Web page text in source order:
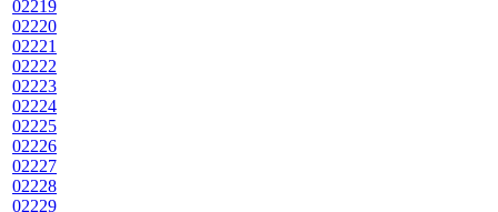
02219
02220
02221
02222
02223
02224
02225
02226
02227
02228
02229